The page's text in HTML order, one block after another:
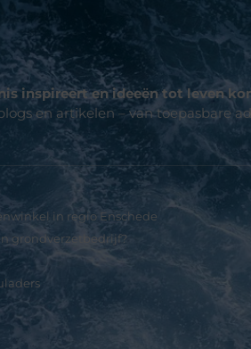
inspireert en ideeën tot leven
en artikelen – van toepasbare
in regio Enschede
grondverzetbedrijf?